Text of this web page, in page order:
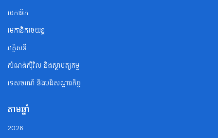
មេកានិក
មេកានិករថយន្ត
អគ្គិសនី
សំណង់ស៊ីវិល និងស្ថាបត្យកម្ម
ទេសចរណ័ និងបដិសណ្ឋារកិច្ច
តាមឆ្នាំ
2026